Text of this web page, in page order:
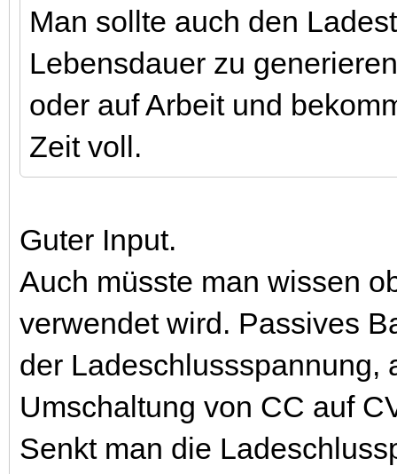
Man sollte auch den
Lebensdauer zu
oder auf Arbeit und
Zeit voll.
Guter Input.
Auch müsste man wissen
verwendet wird. Passives
der Ladeschlussspannung,
Umschaltung von CC auf
Senkt man die